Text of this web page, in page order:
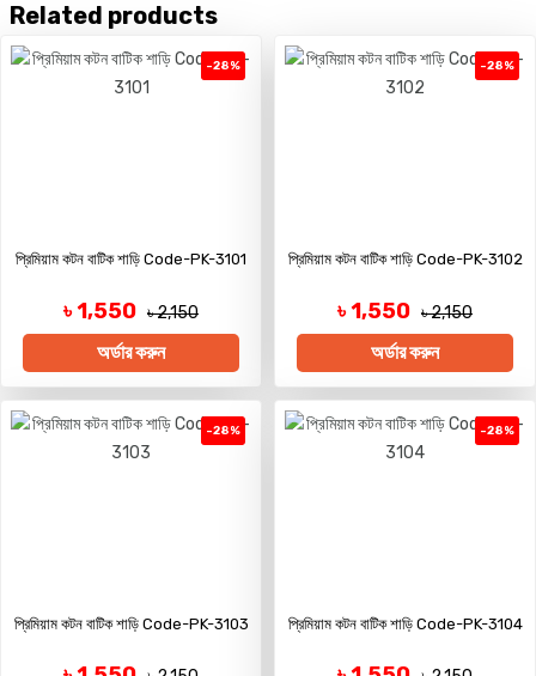
Related products
-28%
প্রিমিয়াম কটন বাটিক শাড়ি Code-PK-3101
৳ 1,550 ৳ 2,150
অর্ডার করুন
-28%
প্রিমিয়াম কটন বাটিক শাড়ি Code-PK-3102
৳ 1,550 ৳ 2,150
অর্ডার করুন
-28%
প্রিমিয়াম কটন বাটিক শাড়ি Code-PK-3103
-28%
প্রিমিয়াম কটন বাটিক শাড়ি Code-PK-3104